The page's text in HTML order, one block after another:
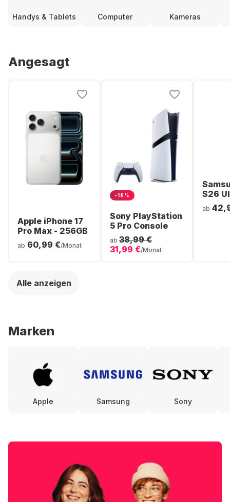
Handys & Tablets Computer Kameras
Angesagt
Apple iPhone 17
Pro Max - 256GB
ab 60,99 €/Monat
-18%
Sony PlayStation
5 Pro Console
ab 38,99 €
31,99 €/Monat
S26
ab
Alle anzeigen
Marken
Apple Samsung Sony